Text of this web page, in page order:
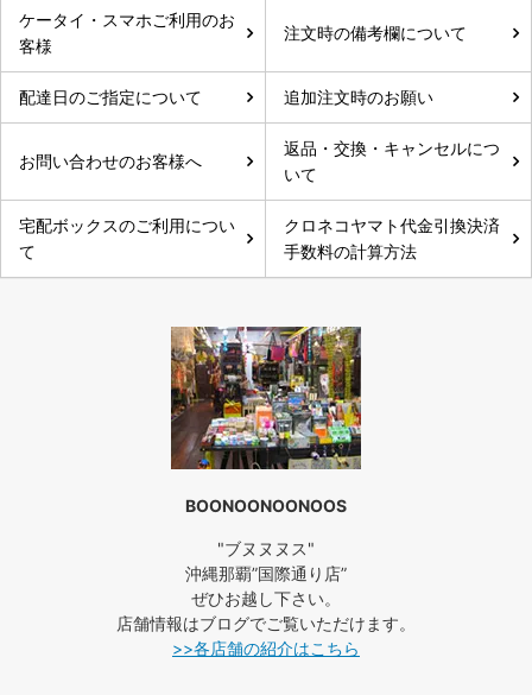
ケータイ・スマホご利用のお
客様
注文時の備考欄について
配達日のご指定について 追加注文時のお願い
お問い合わせのお客様へ
返品・交換・キャンセルにつ
いて
宅配ボックスのご利用につい
て
クロネコヤマト代金引換決済
手数料の計算方法
BOONOONOONOOS
"ブヌヌヌス"
沖縄那覇”国際通り店”
ぜひお越し下さい。
店舗情報はブログでご覧いただけます。
>>各店舗の紹介はこちら